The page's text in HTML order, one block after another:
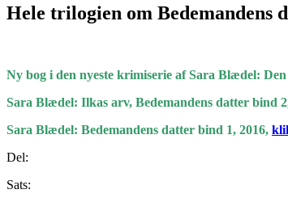
Hele trilogien om Bedemandens
Ny bog i den nyeste krimiserie af Sara Blædel:
Sara Blædel: Ilkas arv, Bedemandens datter bind
Sara Blædel: Bedemandens datter bind 1, 2016,
Del:
Sats: